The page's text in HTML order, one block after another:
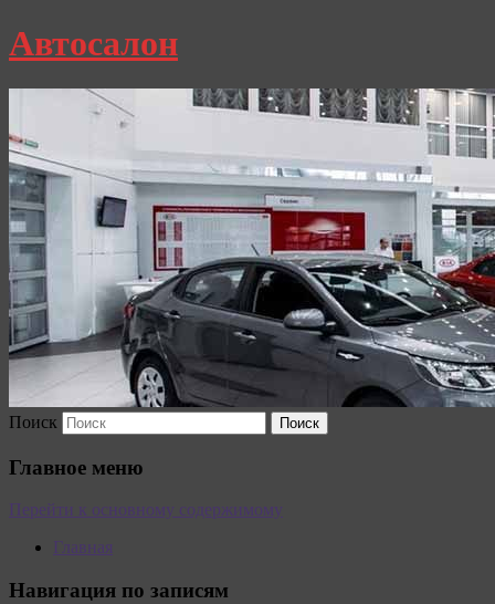
Автосалон
Поиск
Главное меню
Перейти к основному содержимому
Главная
Навигация по записям